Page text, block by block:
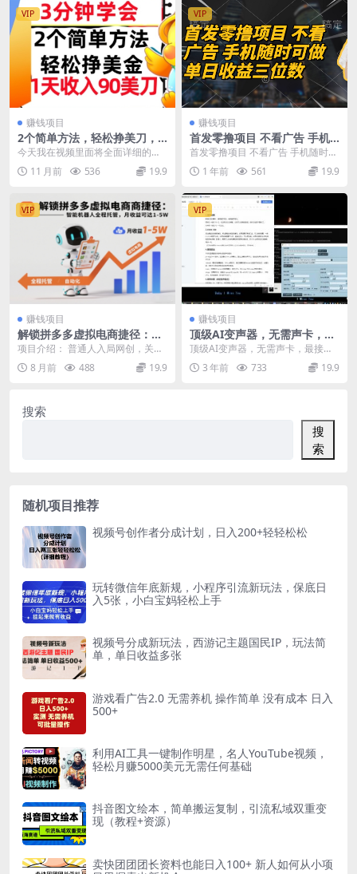
VIP
赚钱项目
2个简单方法，轻松挣美刀，1
天收入90美刀，3分钟学会，
长久被动收入
今天我在视频里面将全面详细的讲
述轻松挣美金的2个简单方法，真正
的自动收入项目，全...
11 月前 536 19.9
VIP
赚钱项目
首发零撸项目 不看广告 手机
随时可做 单日收益三位数
首发零撸项目 不看广告 手机随时可
做 单日收益三位数 资源下载地址
1 年前 561 19.9
VIP
赚钱项目
解锁拼多多虚拟电商捷径：智
能机器人全程托管，月收益可
项目介绍： 普通人入局网创，关键
是学会“做减法”，与其东一榔头西一
棒子，不如聚焦...
8 月前 488 19.9
VIP
赚钱项目
顶级AI变声器，无需声卡，最
接近真人发声的模型！68个模
顶级AI变声器，无需声卡，最接近
真人发声的模型！68个模型免费提
供！ 资源下载地...
3 年前 733 19.9
搜索
搜
索
随机项目推荐
视频号创作者分成计划，日入200+轻轻松松
玩转微信年底新规，小程序引流新玩法，保底日
入5张，小白宝妈轻松上手
视频号分成新玩法，西游记主题国民IP，玩法简
单，单日收益多张
游戏看广告2.0 无需养机 操作简单 没有成本 日入
500+
利用AI工具一键制作明星，名人YouTube视频，
轻松月赚5000美元无需任何基础
抖音图文绘本，简单搬运复制，引流私域双重变
现（教程+资源）
卖快团团团长资料也能日入100+ 新人如何从小项